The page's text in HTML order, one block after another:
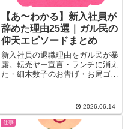
【あ〜わかる】新入社員が
辞めた理由25選｜ガル民の
仰天エピソードまとめ
新入社員の退職理由をガル民が暴
露。転売ヤー宣言・ランチに消え
た・細木数子のお告げ・お局ゴリ
のギャップまで25選まとめ。管
理職・ベテラン社員が思わず頷く
本音集。
2026.06.14
仕事